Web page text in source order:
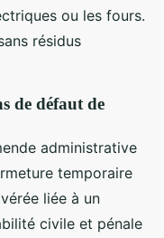
ou les fours.
résidus
de défaut de
administrative
temporaire
liée à un
civile et pénale